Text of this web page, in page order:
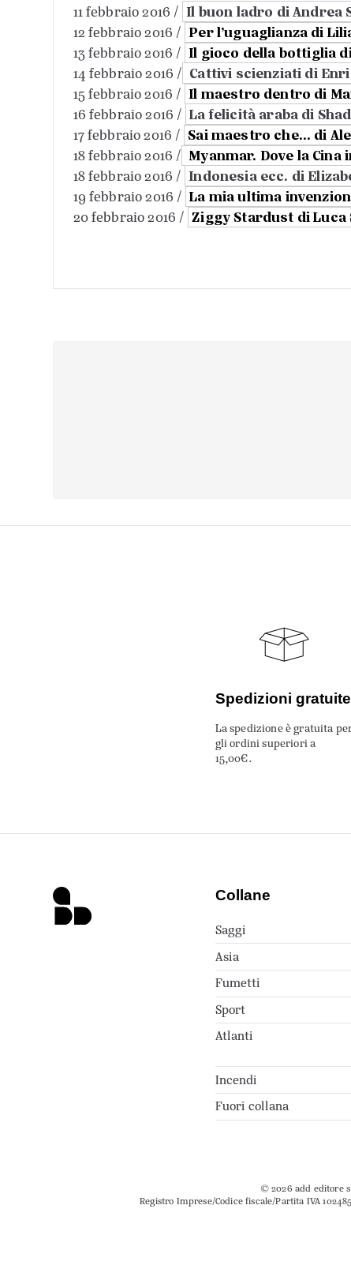
11 febbraio 2016 / Il buon ladro di Andrea
12 febbraio 2016 / Per l’uguaglianza di
13 febbraio 2016 / Il gioco della bottiglia
14 febbraio 2016 / Cattivi scienziati di
15 febbraio 2016 / Il maestro dentro di
16 febbraio 2016 / La felicità araba di
17 febbraio 2016 / Sai maestro che… di
18 febbraio 2016 / Myanmar. Dove la
18 febbraio 2016 / Indonesia ecc. di
19 febbraio 2016 / La mia ultima
20 febbraio 2016 / Ziggy Stardust di
Spedizioni gratuite
La spedizione è gratuita
gli ordini superiori a
15,00€.
Collane
Saggi
Asia
Fumetti
Sport
Atlanti
Incendi
Fuori collana
© 2026 add editore
Registro Imprese/Codice fiscale/Partita IVA